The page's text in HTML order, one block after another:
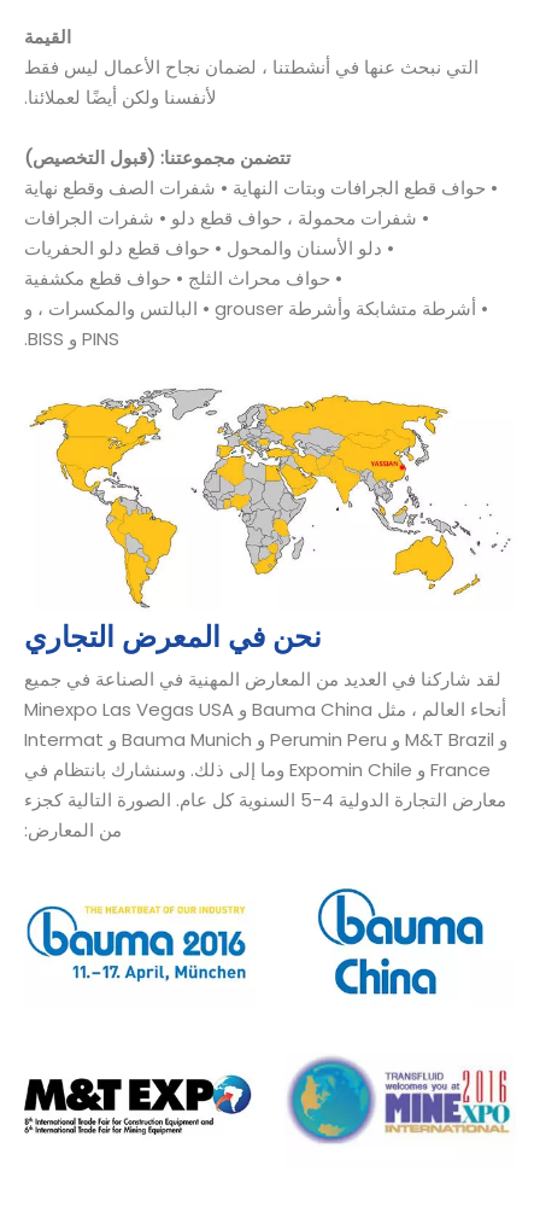
القيمة
التي نبحث عنها في أنشطتنا ، لضمان نجاح الأعمال ليس فقط
لأنفسنا ولكن أيضًا لعملائنا.
تتضمن مجموعتنا: (قبول التخصيص)
• حواف قطع الجرافات وبتات النهاية • شفرات الصف وقطع نهاية
• شفرات محمولة ، حواف قطع دلو • شفرات الجرافات
• دلو الأسنان والمحول • حواف قطع دلو الحفريات
• حواف محراث الثلج • حواف قطع مكشفية
• أشرطة متشابكة وأشرطة grouser • البالتس والمكسرات ، و
PINS و BISS.
نحن في المعرض التجاري
لقد شاركنا في العديد من المعارض المهنية في الصناعة في جميع
أنحاء العالم ، مثل Bauma China و Minexpo Las Vegas USA
و M&T Brazil و Perumin Peru و Bauma Munich و Intermat
France و Expomin Chile وما إلى ذلك. وسنشارك بانتظام في
معارض التجارة الدولية 4-5 السنوية كل عام. الصورة التالية كجزء
من المعارض: